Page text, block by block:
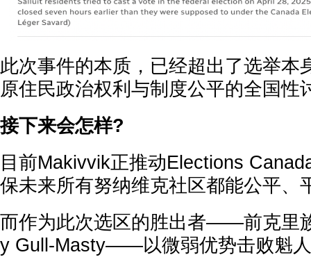
此次事件的本质，已经超出了选举本
原住民政治权利与制度公平的全国性
接下来会怎样?
目前Makivvik正推动Elections
保未来所有努纳维克社区都能公平、
而作为此次选区的胜出者——前克里
y Gull-Masty——以微弱优势击败魁